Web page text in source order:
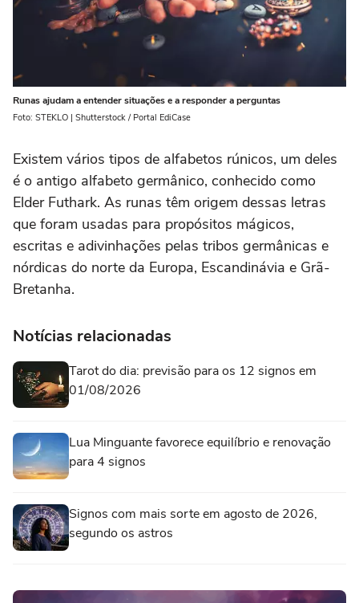
Runas ajudam a entender situações e a responder a perguntas
Foto: STEKLO | Shutterstock / Portal EdiCase
Existem vários tipos de alfabetos rúnicos, um deles
é o antigo alfabeto germânico, conhecido como
Elder Futhark. As runas têm origem dessas letras
que foram usadas para propósitos mágicos,
escritas e adivinhações pelas tribos germânicas e
nórdicas do norte da Europa, Escandinávia e Grã-
Bretanha.
Notícias relacionadas
Tarot do dia: previsão para os 12 signos em
01/08/2026
Lua Minguante favorece equilíbrio e renovação
para 4 signos
Signos com mais sorte em agosto de 2026,
segundo os astros